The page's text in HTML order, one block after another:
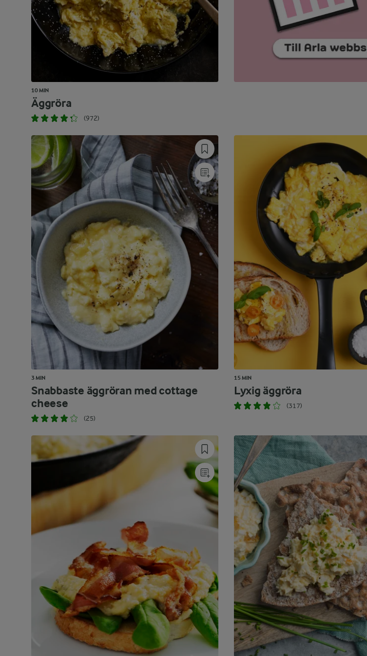
10 MIN
Äggröra
(972)
3 MIN
Snabbaste äggröran med cottage
cheese
(25)
15 MIN
Lyxig äggröra
(317)